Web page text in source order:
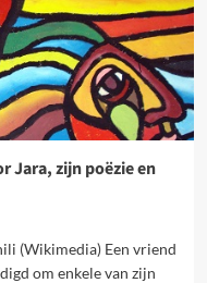
Jara, zijn poëzie en
(Wikimedia) Een vriend
om enkele van zijn